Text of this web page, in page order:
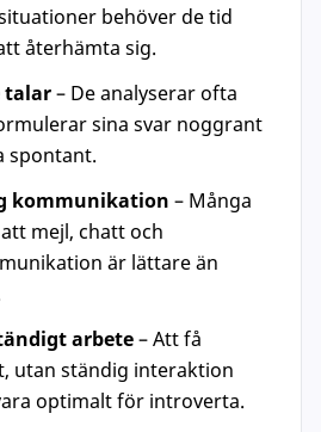
behöver de tid
återhämta sig.
talar– De analyserar ofta
sina svar noggrant
spontant.
kommunikation – Många
mejl, chatt och
är lättare än
arbete– Att få
utan ständig interaktion
optimalt för introverta.